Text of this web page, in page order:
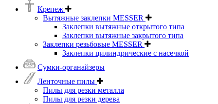
Крепеж
Вытяжные заклепки MESSER
Заклепки вытяжные открытого типа
Заклепки вытяжные закрытого типа
Заклепки резьбовые MESSER
Заклепки цилиндрические с насечкой
Сумки-органайзеры
Ленточные пилы
Пилы для резки металла
Пилы для резки дерева